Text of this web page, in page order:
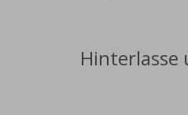
Hinterlasse